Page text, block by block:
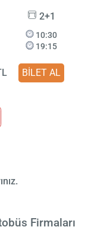
2+1
10:30
19:15
BİLET AL
Firmaları